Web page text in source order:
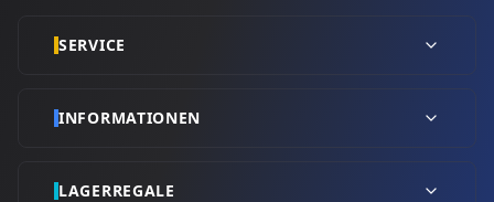
SERVICE
INFORMATIONEN
LAGERREGALE